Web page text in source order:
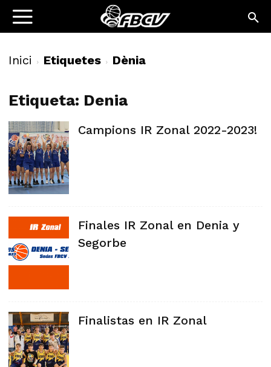
Inici Etiquetes Dènia
Etiqueta: Denia
Campions IR Zonal 2022-2023!
Finales IR Zonal en Denia y
Segorbe
Finalistas en IR Zonal